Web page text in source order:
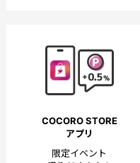
COCORO STORE
アプリ
限定イベント